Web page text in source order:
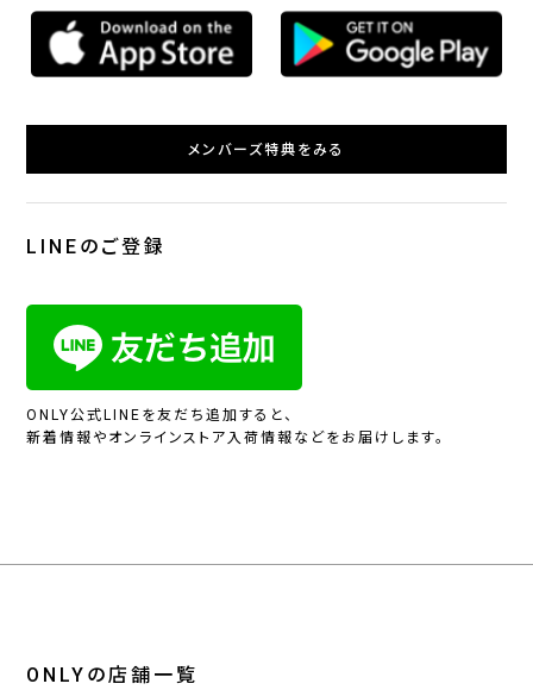
メンバーズ特典をみる
LINEのご登録
ONLY公式LINEを友だち追加すると、
新着情報やオンラインストア入荷情報などをお届けします。
ONLYの店舗一覧